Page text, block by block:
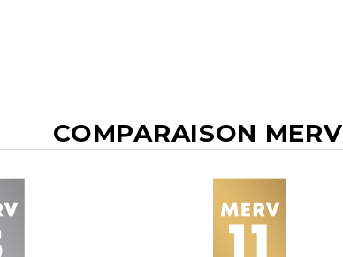
COMPARAISON MERV